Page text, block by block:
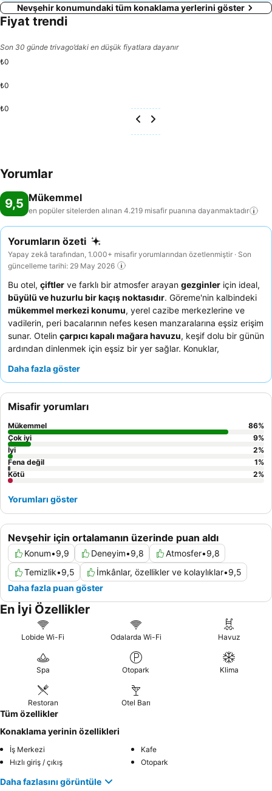
Nevşehir konumundaki tüm konaklama yerlerini göster
Fiyat trendi
Son 30 günde trivago’daki en düşük fiyatlara dayanır
₺0
₺0
₺0
Yorumlar
9,5 Mükemmel
en popüler sitelerden alınan 4.219 misafir puanına dayanmaktadır
Yorumların özeti
Yapay zekâ tarafından, 1.000+ misafir yorumlarından özetlenmiştir · Son
güncelleme tarihi: 29 May 2026
Bu otel, çiftler ve farklı bir atmosfer arayan gezginler için ideal,
büyülü ve huzurlu bir kaçış noktasıdır. Göreme'nin kalbindeki
mükemmel merkezi konumu, yerel cazibe merkezlerine ve
vadilerin, peri bacalarının nefes kesen manzaralarına eşsiz erişim
sunar. Otelin çarpıcı kapalı mağara havuzu, keşif dolu bir günün
ardından dinlenmek için eşsiz bir yer sağlar. Konuklar,
üzerine hazırlanan yumurtalar içeren zengin, lezzetli
sıcak hava balonlarının en iyi manzarasını görmek için yüksek
katlarda bir oda ayırtmayı düşünebilirsiniz.
Daha fazla göster
Nevşehir için ortalamanın üzerinde puan aldı
Konum•9,9 Deneyim•9,8 Atmosfer•9,8
Temizlik•9,5 İmkânlar, özellikler ve kolaylıklar•9,5
Daha fazla puan göster
Misafir yorumları
Mükemmel 86%
Çok iyi
9%
İyi
2%
Fena değil
1%
Kötü
2%
Yorumları göster
En İyi Özellikler
Lobide Wi-Fi Odalarda Wi-Fi Havuz
Spa Otopark Klima
Restoran Otel Barı
Tüm özellikler
Konaklama yerinin özellikleri
İş Merkezi
Kafe
Hızlı giriş / çıkış
Otopark
Daha fazlasını görüntüle